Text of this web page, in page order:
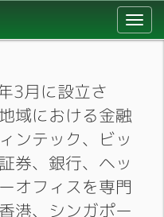
3月に設立さ
域における金融
ンテック、ビッ
券、銀行、ヘッ
オフィスを専門
港、シンガポー